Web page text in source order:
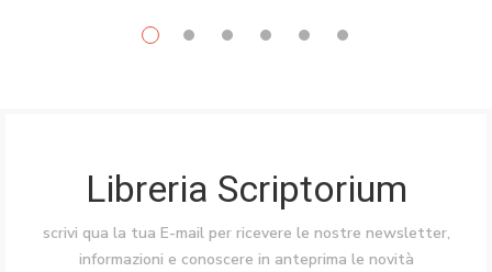
Libreria Scriptorium
scrivi qua la tua E-mail per ricevere le nostre newsletter,
informazioni e conoscere in anteprima le novità